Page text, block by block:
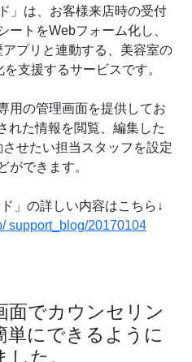
」は、お客様来店時の受付
ートをWebフォーム化し、
プリと連動する、美容室の
支援するサービスです。
用の管理画面を提供してお
れた情報を閲覧、編集した
せたい担当スタッフを設定
ができます。
」の詳しい内容はこちら↓
support_blog/20170104
面でカウンセリン
単にできるように
した。